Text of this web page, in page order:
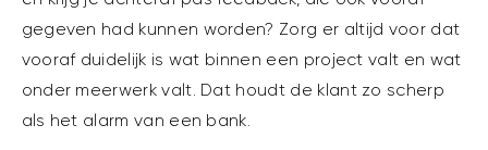
gegeven had kunnen worden? Zorg er altijd voor dat
vooraf duidelijk is wat binnen een project valt en wat
onder meerwerk valt. Dat houdt de klant zo scherp
als het alarm van een bank.